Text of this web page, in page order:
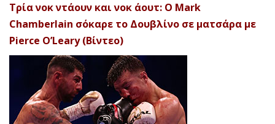
Τρία νοκ ντάουν και νοκ άουτ: Ο Mark
Chamberlain σόκαρε το Δουβλίνο σε ματσάρα με
Pierce O’Leary (Βίντεο)